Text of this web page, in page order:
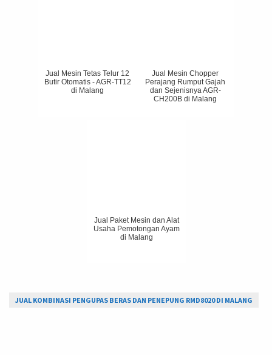
Jual Mesin Tetas Telur 12
Butir Otomatis - AGR-TT12
di Malang
Jual Mesin Chopper
Perajang Rumput Gajah
dan Sejenisnya AGR-
CH200B di Malang
Jual Paket Mesin dan Alat
Usaha Pemotongan Ayam
di Malang
JUAL KOMBINASI PENGUPAS BERAS DAN PENEPUNG RMD8020 DI MALANG